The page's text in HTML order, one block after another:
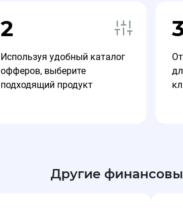
2
Используя удобный каталог
офферов, выберите
подходящий продукт
Другие